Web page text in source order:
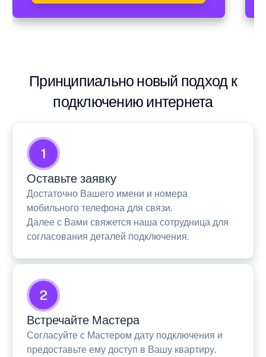
Принципиально новый подход к
подключению интернета
1
Оставьте заявку
Достаточно Вашего имени и номера
мобильного телефона для связи.
Далее с Вами свяжется наша сотрудница для
согласования деталей подключения.
2
Встречайте Мастера
Согласуйте с Мастером дату подключения и
предоставьте ему доступ в Вашу квартиру.